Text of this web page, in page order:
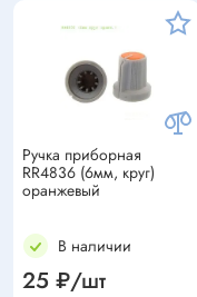
Ручка приборная
RR4836 (6мм, круг)
оранжевый
В наличии
25 ₽/шт